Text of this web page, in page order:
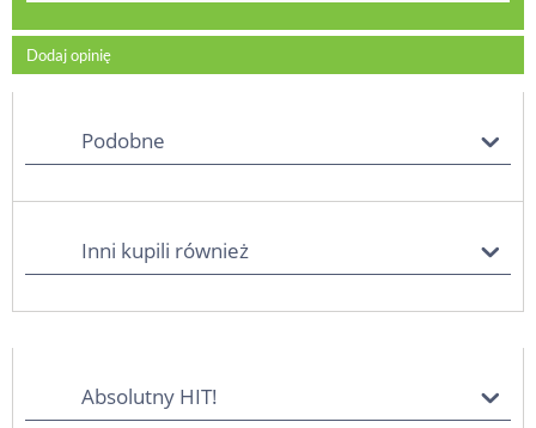
Dodaj opinię
Podobne
Inni kupili również
Absolutny HIT!